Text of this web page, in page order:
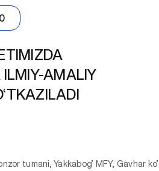
ILMIY-AMALIY
tumani, Yakkabog’ MFY, Gavhar